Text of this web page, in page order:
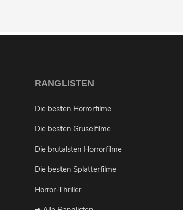
RANGLISTEN
Die besten Horrorfilme
Die besten Gruselfilme
Die brutalsten Horrorfilme
Die besten Splatterfilme
Horror-Thriller